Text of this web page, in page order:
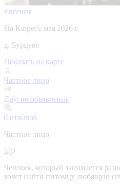
Евгения
На Kinpet c мая 2026 г.
д. Бурцево
Показать на карте
Частное лицо
Другие объявления
0 отзывов
Частное лицо
Человек, который занимается
хочет найти питомцу любящую